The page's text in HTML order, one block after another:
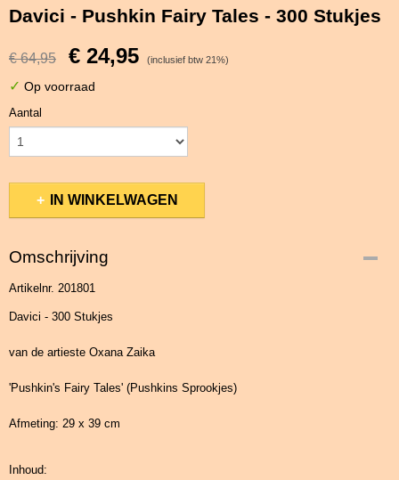
Davici - Pushkin Fairy Tales - 300 Stukjes
€ 64,95 € 24,95 (inclusief btw 21%)
✓ Op voorraad
Aantal
IN WINKELWAGEN
Omschrijving
Artikelnr. 201801
Davici - 300 Stukjes
van de artieste Oxana Zaika
'Pushkin's Fairy Tales' (Pushkins Sprookjes)
Afmeting: 29 x 39 cm
Inhoud: